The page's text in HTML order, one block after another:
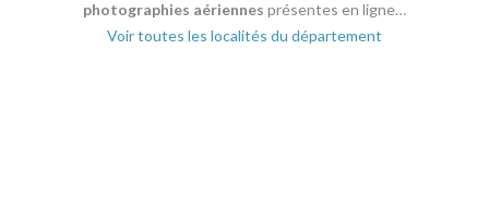
photographies aériennes présentes en ligne…
Voir toutes les localités du département